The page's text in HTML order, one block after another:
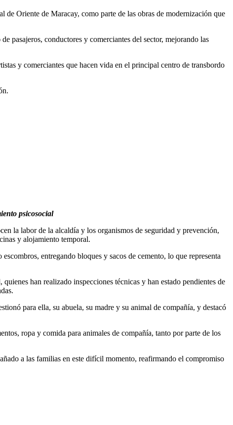
Oriente de Maracay, como parte de las obras de modernización que
pasajeros, conductores y comerciantes del sector, mejorando las
y comerciantes que hacen vida en el principal centro de transbordo
psicosocial
la labor de la alcaldía y los organismos de seguridad y prevención,
y alojamiento temporal.
entregando bloques y sacos de cemento, lo que representa
han realizado inspecciones técnicas y han estado pendientes de
para ella, su abuela, su madre y su animal de compañía, y destacó
ropa y comida para animales de compañía, tanto por parte de los
a las familias en este difícil momento, reafirmando el compromiso